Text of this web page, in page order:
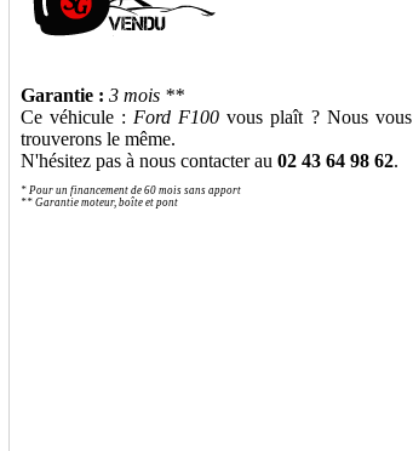
Garantie : 3 mois **
Ce véhicule : Ford F100 vous plaît ? Nous vous
trouverons le même.
N'hésitez pas à nous contacter au02 43 64 98 62.
* Pour un financement de 60 mois sans apport
** Garantie moteur, boîte et pont